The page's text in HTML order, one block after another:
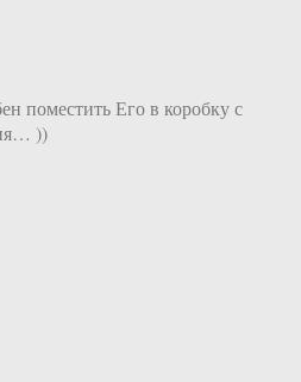
поместить Его в коробку с
))